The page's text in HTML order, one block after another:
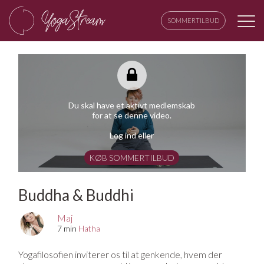
SOMMERTILBUD
Du skal have et aktivt medlemskab
for at se denne video.
Log ind eller
KØB SOMMERTILBUD
Buddha & Buddhi
Maj
7 min Hatha
Yogafilosofien inviterer os til at genkende, hvem der